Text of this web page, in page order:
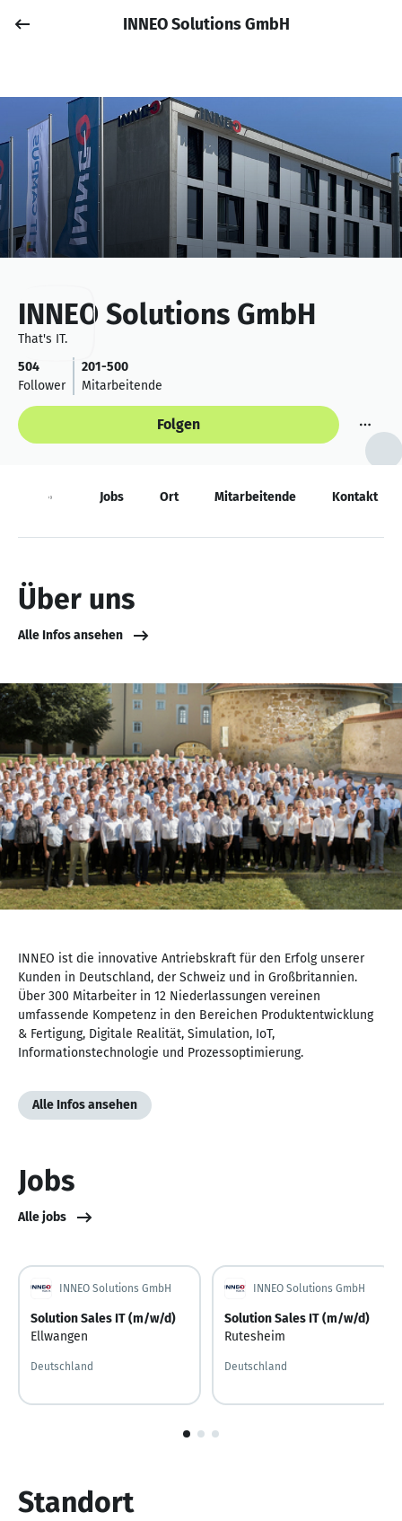
Anmelden
INNEO Solutions GmbH
INNEO Solutions GmbH
That's IT.
504
Follower
201-500
Mitarbeitende
Folgen
Über Jobs Ort Mitarbeitende Kontakt
Über uns
Alle Infos ansehen
von
NaN
INNEO ist die innovative Antriebskraft für den Erfolg unserer
Kunden in Deutschland, der Schweiz und in Großbritannien.
Über 300 Mitarbeiter in 12 Niederlassungen vereinen
umfassende Kompetenz in den Bereichen Produktentwicklung
& Fertigung, Digitale Realität, Simulation, IoT,
Informationstechnologie und Prozessoptimierung.
Alle Infos ansehen
Jobs
Alle jobs
INNEO Solutions GmbH
Solution Sales IT (m/w/d)
Ellwangen
Deutschland
INNEO Solutions GmbH
Solution Sales IT (m/w/d)
Rutesheim
Deutschland
1
Standort